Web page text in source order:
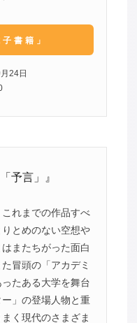
子書籍」
24日
予言」』
れまでの作品すべ
とめのない空想や
またちがった面白
冒頭の「アカデミ
たある大学を舞台
」の登場人物と重
く現代のさまざま